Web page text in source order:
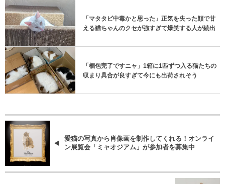
「マタタビ中毒かと思った」正気を失った顔で甘
える猫ちゃんのクセが強すぎて爆笑する人が続出
「梱包完了ですニャ」1箱に1匹ずつ入る猫たちの
収まり具合が良すぎて今にも出荷されそう
愛猫の写真から肖像画を制作してくれる！オンライ
ン展覧会「ミャオジアム」が参加者を募集中